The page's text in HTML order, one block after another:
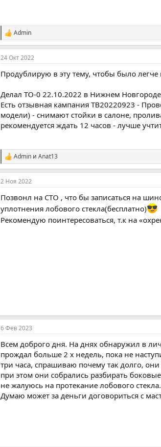
С
и
м
п
т
и
:
Admin
24 Окт 2022
Продублирую в эту тему, чтобы было легче
Делал ТО-0 22.10.2022 в Нижнем Новгороде
Есть отзывная кампания TB20220923 -
модели) - снимают стойки в салоне,
рекомендуется ждать 12 часов - лучше
С
и
м
п
т
и
и
:
Admin и Anat13
2 Ноя 2022
Позвонл на СТО , что бы записаться на
уплотнения лобового стекла(бесплатно)
Рекомендую поинтересоваться, т.к на
6 Фев 2023
Всем доброго дня. На днях обнаружил в
прождал больше 2 х недель, пока не
три часа, спрашиваю почему так долго, они
при этом они собрались разбирать
не жалуюсь на протекание лобового
Думаю может за деньги договориться с